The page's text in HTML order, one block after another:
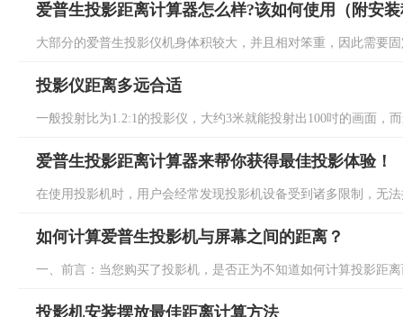
爱普生投影距离计算器怎么样?该如何使用（附安
大部分的爱普生投影仪机身体积较大，并且相对笨重，因此需要
投影仪距离多远合适
一般投射比为1.2:1的投影仪，大约3米就能投射出100吋的画面，
爱普生投影距离计算器来帮你获得最佳投影体验！
在使用投影机时，用户会经常发现投影机设备受到诸多限制，无
如何计算爱普生投影机与屏幕之间的距离？
一、前言：当您购买了投影机，是否正为不知道如何计算投影距
投影机安装摆放最佳距离计算方法